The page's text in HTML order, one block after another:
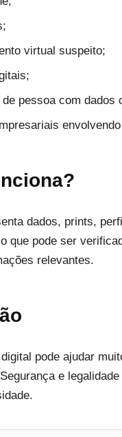
virtual suspeito;
pessoa com dados
dados, prints,
que pode ser
relevantes.
pode ajudar
e